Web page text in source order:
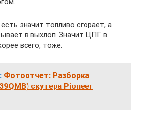
значит топливо сгорает, а
в выхлоп. Значит ЦПГ в
всего, тоже.
Фотоотчет: Разборка
скутера Pioneer